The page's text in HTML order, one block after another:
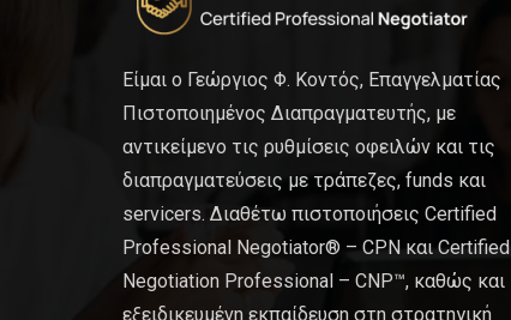
Είμαι ο Γεώργιος Φ. Κοντός, Επαγγελματίας
Πιστοποιημένος Διαπραγματευτής, με
αντικείμενο τις ρυθμίσεις οφειλών και τις
διαπραγματεύσεις με τράπεζες, funds και
servicers. Διαθέτω πιστοποιήσεις Certified
Professional Negotiator® – CPN και Certified
Negotiation Professional – CNP™, καθώς και
εξειδικευμένη εκπαίδευση στη στρατηγική